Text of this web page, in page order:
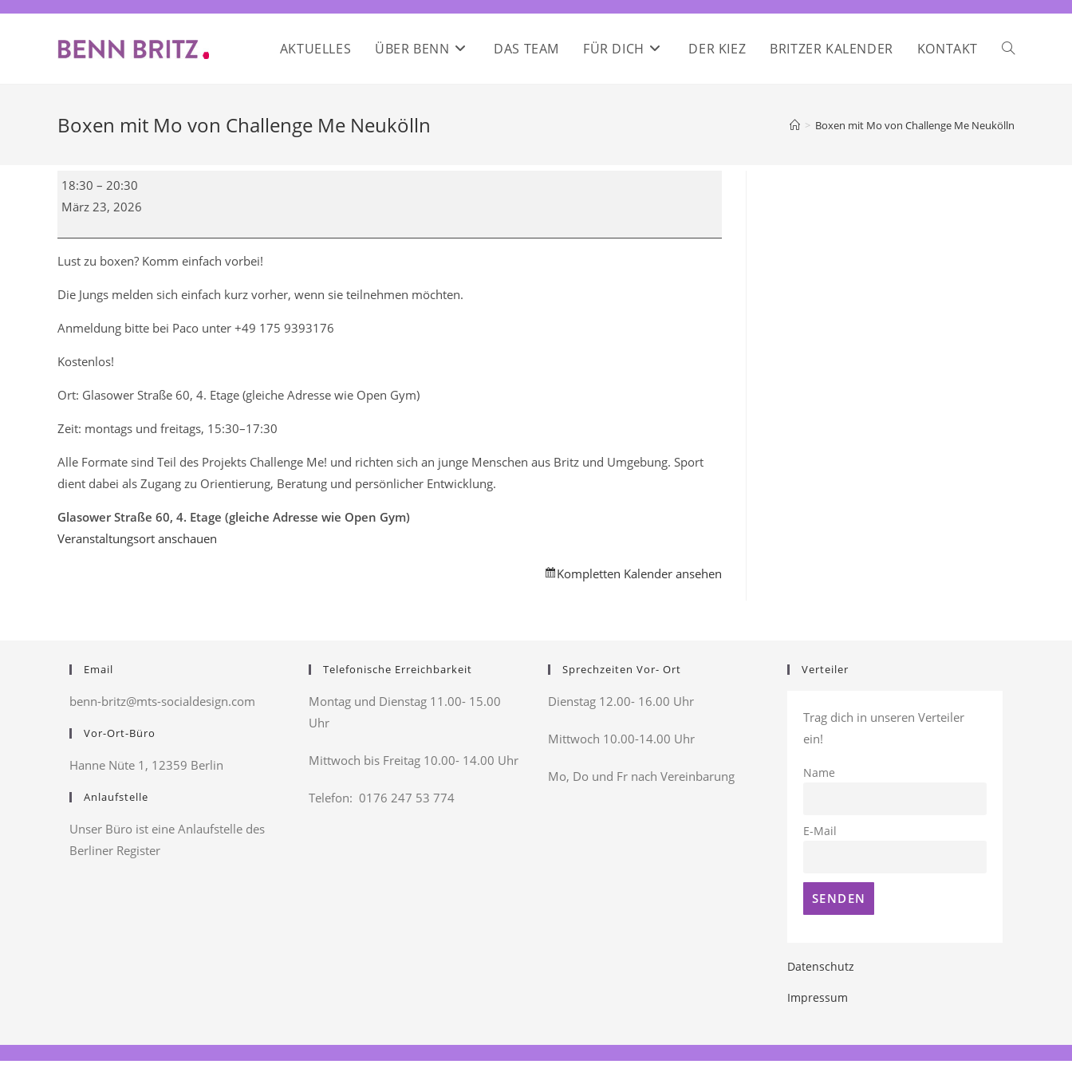
AKTUELLES ÜBER BENN DAS TEAM FÜR DICH DER KIEZ BRITZER KALENDER KONTAKT WEBSITE-
SUCHE
Boxen mit Mo von Challenge Me Neukölln > Boxen mit Mo von Challenge Me Neukölln
Boxen
mit
von
ChallengeMe
18:30 – 20:30
März 23, 2026
Lust zu boxen? Komm einfach vorbei!
Die Jungs melden sich einfach kurz vorher, wenn sie teilnehmen möchten.
Anmeldung bitte bei Paco unter +49 175 9393176
Kostenlos!
Ort: Glasower Straße 60, 4. Etage (gleiche Adresse wie Open Gym)
Zeit: montags und freitags, 15:30–17:30
Alle Formate sind Teil des Projekts Challenge Me! und richten sich an junge Menschen aus Britz und Umgebung. Sport
dient dabei als Zugang zu Orientierung, Beratung und persönlicher Entwicklung.
Glasower Straße 60, 4. Etage (gleiche Adresse wie Open Gym)
Veranstaltungsort anschauen
Kompletten Kalender ansehen
Email
benn-britz@mts-socialdesign.com
Vor-Ort-Büro
Hanne Nüte 1, 12359 Berlin
Anlaufstelle
Unser Büro ist eine Anlaufstelle des
Berliner Register
Telefonische Erreichbarkeit
Montag und Dienstag 11.00- 15.00
Uhr
Mittwoch bis Freitag 10.00- 14.00 Uhr
Telefon: 0176 247 53 774
Sprechzeiten Vor- Ort
Dienstag 12.00- 16.00 Uhr
Mittwoch 10.00-14.00 Uhr
Mo, Do und Fr nach Vereinbarung
Verteiler
Trag dich in unseren Verteiler
ein!
Name
E-Mail
Datenschutz
Impressum